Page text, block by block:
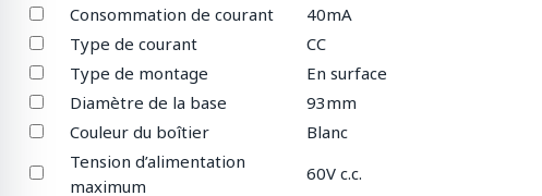
Consommation de courant
40mA
Type de courant
CC
Type de montage
En surface
Diamètre de la base
93mm
Couleur du boîtier
Blanc
Tension d’alimentation
maximum
60V c.c.